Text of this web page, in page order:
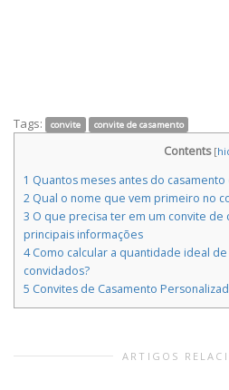
Tags: convite convite de casamento
Contents [
1 Quantos meses antes do
2 Qual o nome que vem primeiro no
3 O que precisa ter em um convite de
principais informações
4Como calcular a quantidade ideal
convidados?
5 Convites de Casamento
ARTIGOS